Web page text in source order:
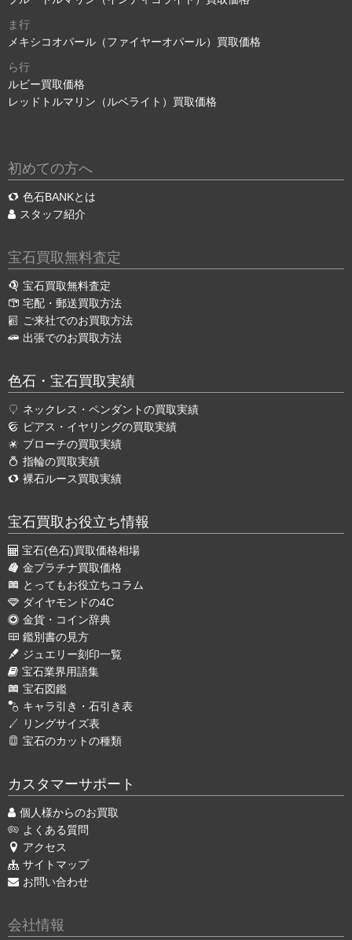
ま行
メキシコオパール（ファイヤーオパール）買取価格
ら行
ルビー買取価格
レッドトルマリン（ルベライト）買取価格
初めての方へ
色石BANKとは
スタッフ紹介
宝石買取無料査定
宝石買取無料査定
宅配・郵送買取方法
ご来社でのお買取方法
出張でのお買取方法
色石・宝石買取実績
ネックレス・ペンダントの買取実績
ピアス・イヤリングの買取実績
ブローチの買取実績
指輪の買取実績
裸石ルース買取実績
宝石買取お役立ち情報
宝石(色石)買取価格相場
金プラチナ買取価格
とってもお役立ちコラム
ダイヤモンドの4C
金貨・コイン辞典
鑑別書の見方
ジュエリー刻印一覧
宝石業界用語集
宝石図鑑
キャラ引き・石引き表
リングサイズ表
宝石のカットの種類
カスタマーサポート
個人様からのお買取
よくある質問
アクセス
サイトマップ
お問い合わせ
会社情報